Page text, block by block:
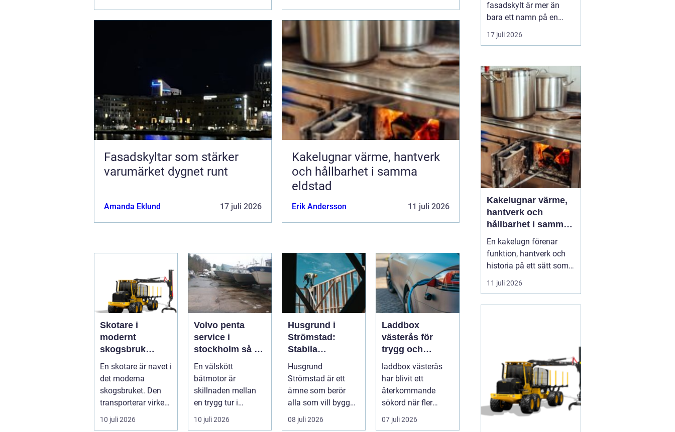
Fasadskyltar som stärker
varumärket dygnet runt
Amanda Eklund 17 juli 2026
Kakelugnar värme, hantverk
och hållbarhet i samma
eldstad
Erik Andersson 11 juli 2026
Skotare i
modernt
skogsbruk
teknik,
effektivitet och
hållbarhet
En skotare är navet i
det moderna
skogsbruket. Den
transporterar virke
från
avverkningsplatsen
10 juli 2026
Volvo penta
service i
stockholm så tar
du hand om din
båtmotor på rätt
sätt
En välskött
båtmotor är
skillnaden mellan
en trygg tur i
skärgården och en
sommar fylld av
10 juli 2026
Husgrund i
Strömstad:
Stabila
lösningar för
boende vid
kusten
Husgrund
Strömstad är ett
ämne som berör
alla som vill bygga
tryggt och lå...
08 juli 2026
Laddbox
västerås för
trygg och
effektiv
hemmaladdning
laddbox västerås
har blivit ett
återkommande
sökord när fler
elbilsägare vill
ladda hemma på ett
07 juli 2026
fasadskylt är mer än
bara ett namn på en
vägg. Den fungerar som
företagets ansikte utåt,
signalerar kvalitet innan
någon ens har klivit
innanför dörren. F&o...
17 juli 2026
Kakelugnar värme,
hantverk och
hållbarhet i samma
eldstad
En kakelugn förenar
funktion, hantverk och
historia på ett sätt som
få andra
inredningsdetaljer gör.
energikostnader. I en tid
där många söker...
11 juli 2026